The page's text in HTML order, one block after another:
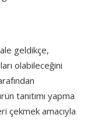
geldikçe,
olabileceğini
tanıtımı yapma
çekmek amacıyla